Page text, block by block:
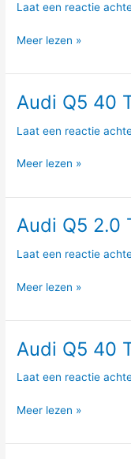
Laat een reactie
35
(2.0D)
Meer lezen »
Audi Q5 40
Laat een reactie
Audi
40
(2.0D)
Meer lezen »
Audi Q5 2.0
Laat een reactie
Audi
2.0
CR
Meer lezen »
Audi Q5 40
Laat een reactie
Audi
40
(2.0D)
Meer lezen »